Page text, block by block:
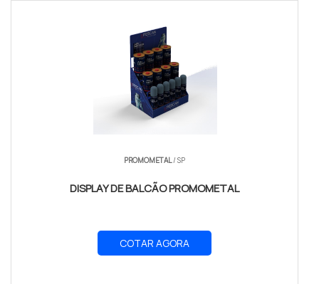
PROMOMETAL/ SP
DISPLAY DE BALCÃO PROMOMETAL
COTAR AGORA